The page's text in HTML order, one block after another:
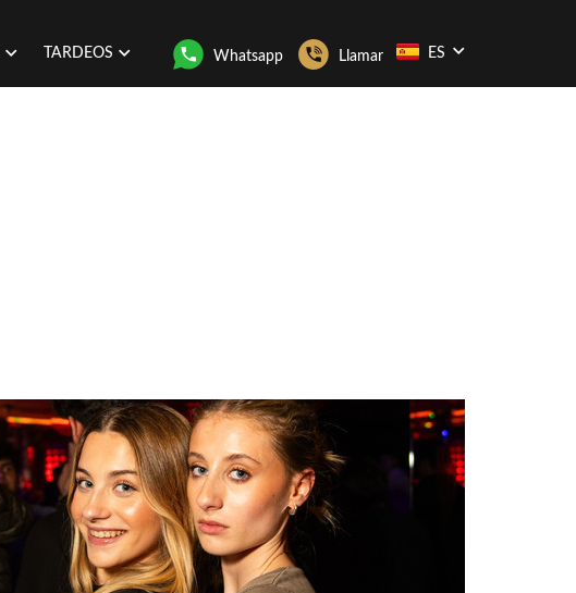
TARDEOS Whatsapp Llamar ES